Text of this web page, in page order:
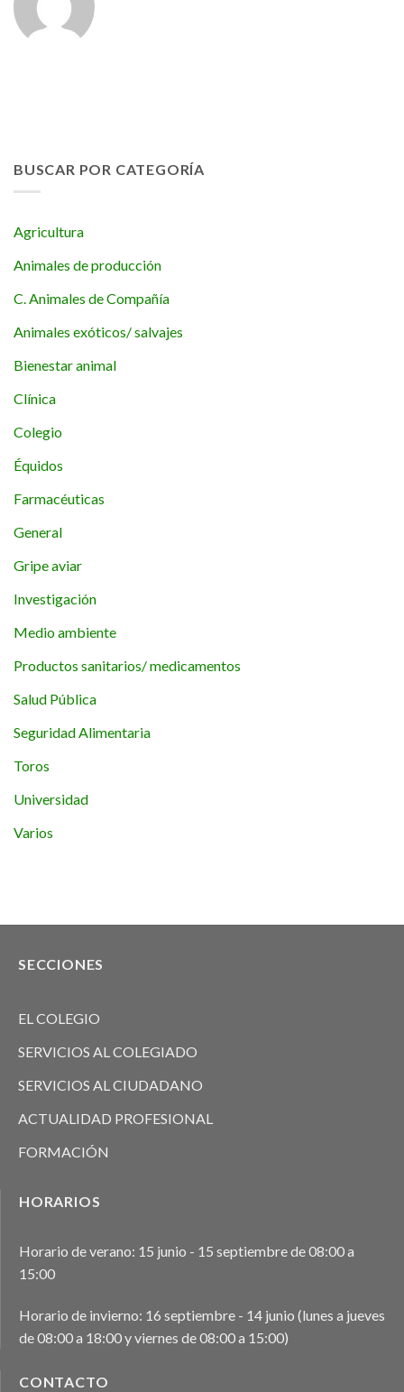
BUSCAR POR CATEGORÍA
Agricultura
Animales de producción
C. Animales de Compañía
Animales exóticos/ salvajes
Bienestar animal
Clínica
Colegio
Équidos
Farmacéuticas
General
Gripe aviar
Investigación
Medio ambiente
Productos sanitarios/ medicamentos
Salud Pública
Seguridad Alimentaria
Toros
Universidad
Varios
SECCIONES
EL COLEGIO
SERVICIOS AL COLEGIADO
SERVICIOS AL CIUDADANO
ACTUALIDAD PROFESIONAL
FORMACIÓN
HORARIOS
Horario de verano: 15 junio - 15 septiembre de 08:00 a
15:00
Horario de invierno: 16 septiembre - 14 junio (lunes a jueves
de 08:00 a 18:00 y viernes de 08:00 a 15:00)
CONTACTO